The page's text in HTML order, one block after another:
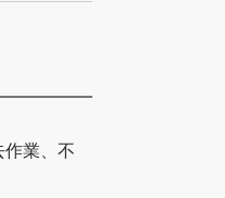
作業、不